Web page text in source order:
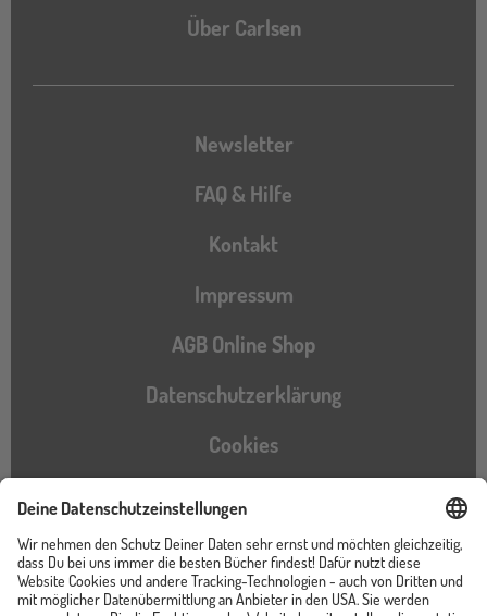
Über Carlsen
Newsletter
FAQ & Hilfe
Kontakt
Impressum
AGB Online Shop
Datenschutzerklärung
Cookies
Barrierefreiheitserklärung
Instagram
TikTokPinterestYouTubeFacebook